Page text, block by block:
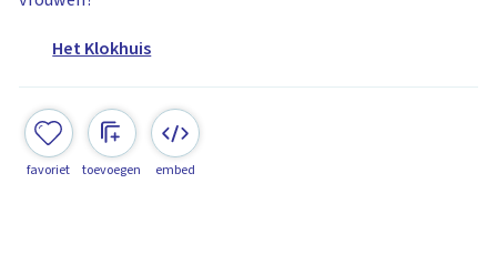
Het Klokhuis
favoriet toevoegen embed